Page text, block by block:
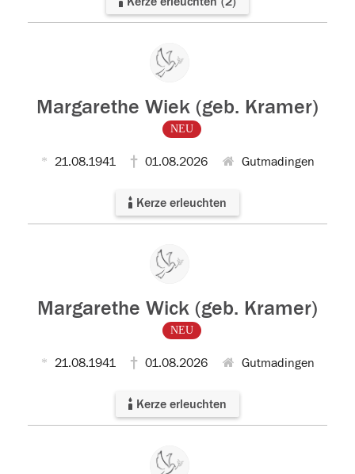
Margarethe Wiek (geb. Kramer)
NEU
21.08.1941 01.08.2026 Gutmadingen
Kerze erleuchten
Margarethe Wick (geb. Kramer)
NEU
21.08.1941 01.08.2026 Gutmadingen
Kerze erleuchten